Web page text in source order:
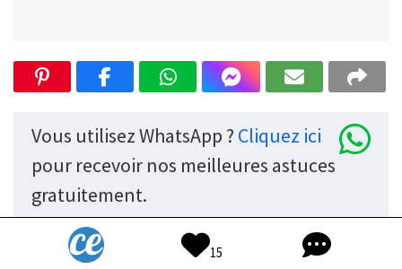
Vous utilisez WhatsApp ? Cliquez ici
pour recevoir nos meilleures astuces
gratuitement.
Suivez-nous sur Google News
15